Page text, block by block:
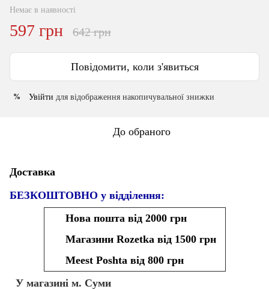
Немає в наявності
597 грн 642 грн
Повідомити, коли з'явиться
% Увійти для відображення накопичувальної знижки
До обраного
Доставка
БЕЗКОШТОВНО у відділення:
Нова пошта від 2000 грн
Магазини Rozetka від 1500 грн
Meest Poshta від 800 грн
У магазині м. Суми